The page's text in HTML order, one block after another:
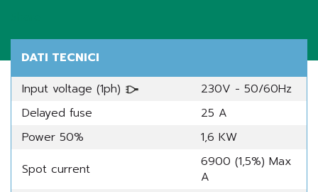
DATI TECNICI
Input voltage (1ph)
230V - 50/60Hz
Delayed fuse
25 A
Power 50%
1,6 KW
Spot current
6900 (1,5%) Max
A